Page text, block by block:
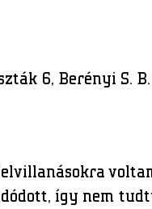
6, Berényi S.
így nem